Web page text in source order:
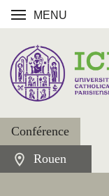
MENU
Conférence
Rouen